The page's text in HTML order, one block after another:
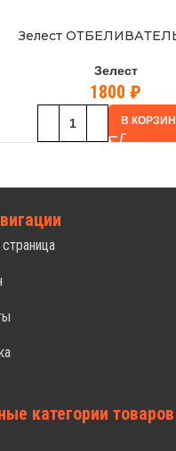
Зелест
Зелест
1800 ₽
В
страница
категории товаров